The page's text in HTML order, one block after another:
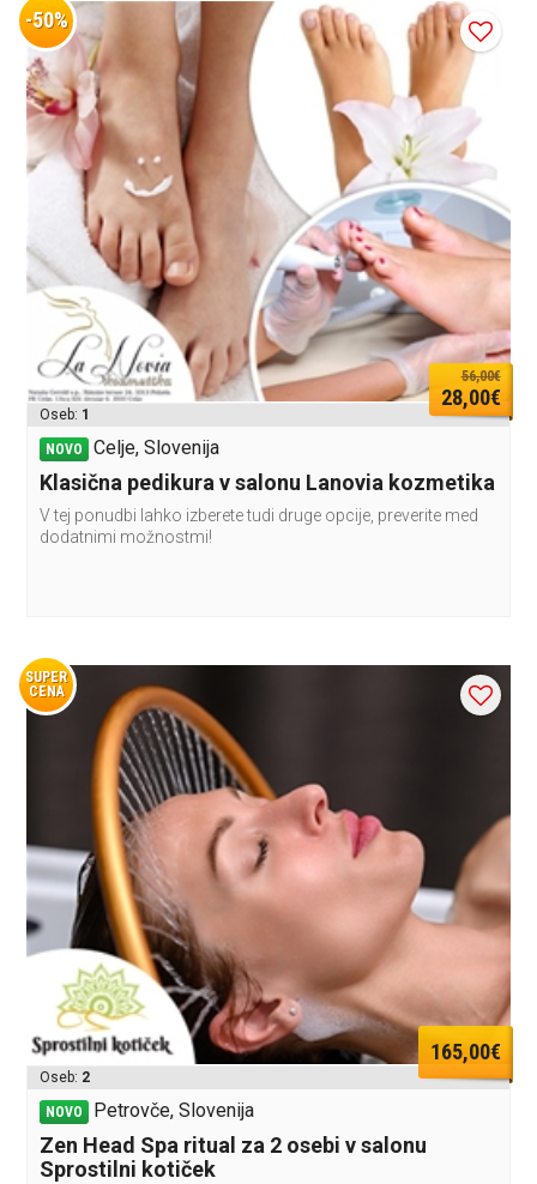
-50%
56,00€
28,00€
Oseb: 1
NOVO Celje, Slovenija
Klasična pedikura v salonu Lanovia kozmetika
V tej ponudbi lahko izberete tudi druge opcije, preverite med
dodatnimi možnostmi!
SUPER
CENA
165,00€
Oseb: 2
NOVO Petrovče, Slovenija
Zen Head Spa ritual za 2 osebi v salonu
Sprostilni kotiček